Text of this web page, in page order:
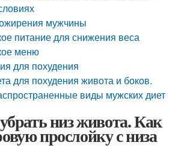
мужчины
питание для снижения веса
меню
для похудения
для похудения живота и боков.
виды мужских диет
низ живота. Как
прослойку с низа